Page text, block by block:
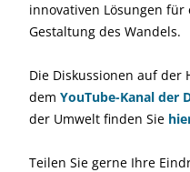
innovativen Lösungen
Gestaltung des Wandels.
Die Diskussionen auf der
dem YouTube-Kanal der
der Umwelt finden Sie
Teilen Sie gerne Ihre